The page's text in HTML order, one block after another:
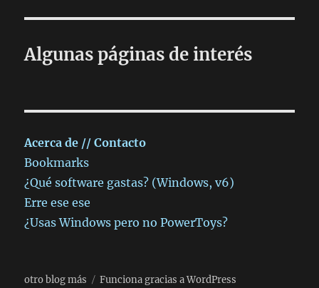
Algunas páginas de interés
Acerca de // Contacto
Bookmarks
¿Qué software gastas? (Windows, v6)
Erre ese ese
¿Usas Windows pero no PowerToys?
otro blog más Funciona gracias a WordPress